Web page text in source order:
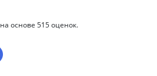
на основе 515оценок.